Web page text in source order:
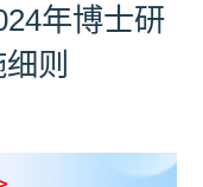
年博士研
则